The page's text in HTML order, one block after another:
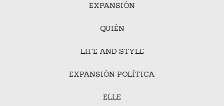
EXPANSIÓN
QUIÉN
LIFE AND STYLE
EXPANSIÓN POLÍTICA
ELLE